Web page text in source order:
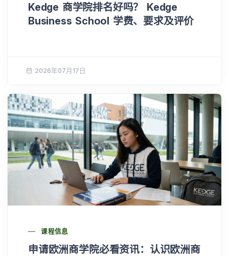
Kedge 商学院排名好吗？ Kedge
Business School 学费、要求及评价
2026年07月17日
课程信息
申请欧洲商学院必看资讯：认识欧洲商